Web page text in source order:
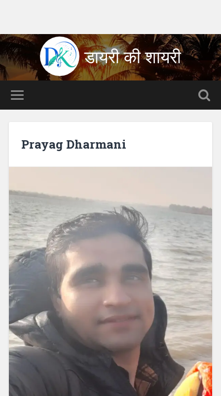
डायरी की शायरी
Prayag Dharmani